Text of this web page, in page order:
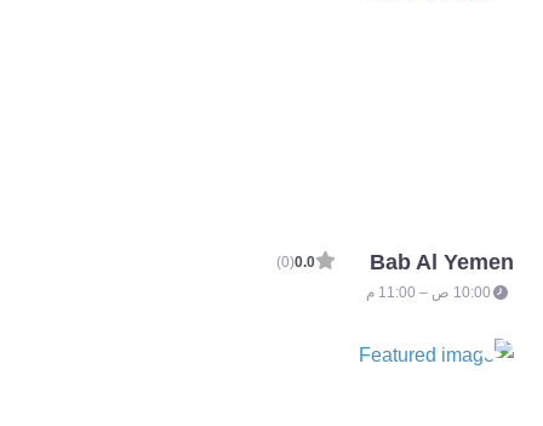
Bab Al Yemen
0.0
(0)
10:00 ص – 11:00 م